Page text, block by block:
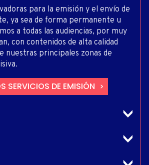
para la emisión y el envío de
ya sea de forma permanente u
a todas las audiencias, por muy
con contenidos de alta calidad
nuestras principales zonas de
SERVICIOS DE EMISIÓN